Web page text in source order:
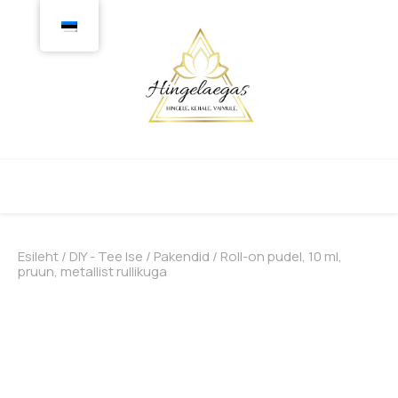
Esileht/ DIY - Tee Ise / Pakendid / Roll-on pudel, 10 ml,
pruun, metallist rullikuga